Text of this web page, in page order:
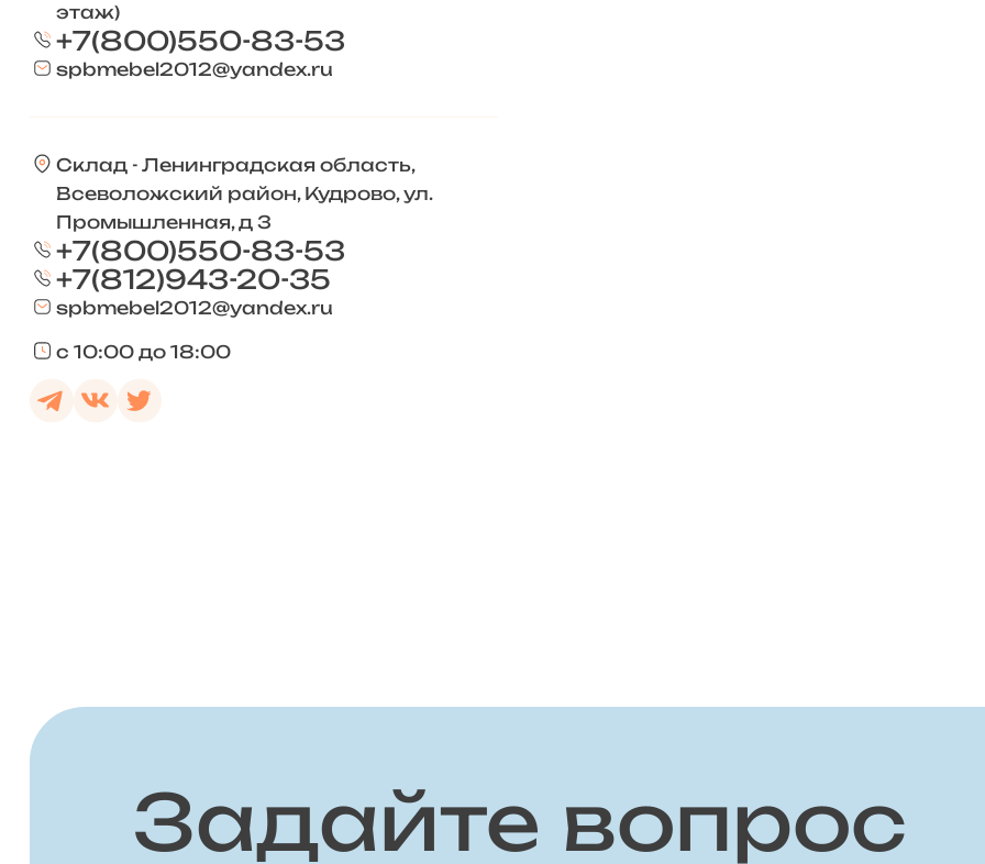
этаж)
+7(800)550-83-53
spbmebel2012@yandex.ru
Склад - Ленинградская область,
Всеволожский район, Кудрово, ул.
Промышленная, д 3
+7(800)550-83-53
+7(812)943-20-35
spbmebel2012@yandex.ru
с 10:00 до 18:00
Задайте вопрос